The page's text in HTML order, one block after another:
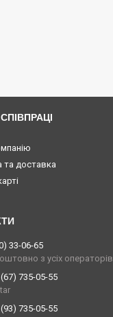
та доставка
33-06-65
з усіх операторів
735-05-55
735-05-55